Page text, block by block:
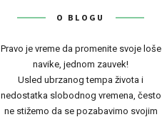
O BLOGU
Pravo je vreme da promenite svoje loše
navike, jednom zauvek!
Usled ubrzanog tempa života i
nedostatka slobodnog vremena, često
ne stižemo da se pozabavimo svojim